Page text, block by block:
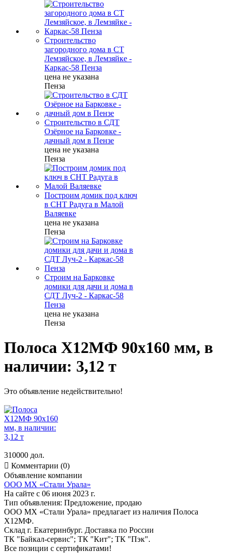
Строительство
загородного дома в СТ
Лемзяйское, в Лемзяйке -
Каркас-58 Пенза
цена не указана
Пенза
Строительство в СДТ
Озёрное на Барковке -
дачный дом в Пензе
цена не указана
Пенза
Построим домик под ключ
в СНТ Радуга в Малой
Валяевке
цена не указана
Пенза
Строим на Барковке
домики для дачи и дома в
СДТ Луч-2 - Каркас-58
Пенза
цена не указана
Пенза
Полоса Х12МФ 90х160 мм, в
наличии: 3,12 т
Это объявление недействительно!
310000 дол.
 Комментарии (0)
Объявление компании
ООО МХ «Стали Урала»
На сайте с 06 июня 2023 г.
Тип объявления: Предложение, продаю
ООО МХ «Стали Урала» предлагает из наличия Полоса
Х12МФ.
Склад г. Екатеринбург. Доставка по России
ТК "Байкал-сервис"; ТК "Кит"; ТК "Пэк".
Все позиции с сертификатами!